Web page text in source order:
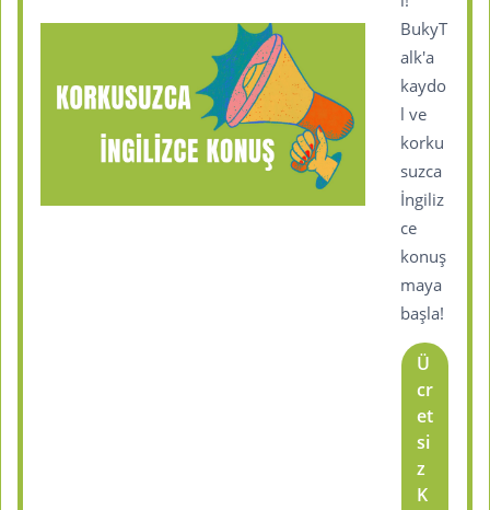
BukyT
alk'a
kaydo
l ve
korku
suzca
İngiliz
ce
konuş
maya
başla!
Ü
cr
et
si
z
K